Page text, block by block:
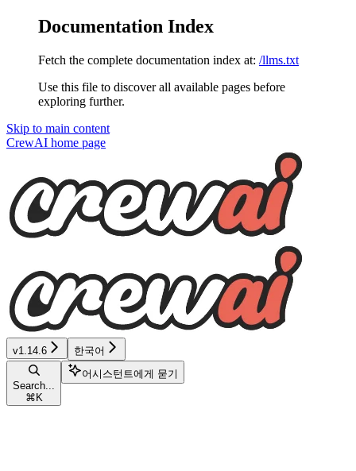
Documentation Index
Fetch the complete documentation index at: /llms.txt
Use this file to discover all available pages before
exploring further.
Skip to main content
CrewAI home page
v1.14.6 한국어
Search...
⌘ K
어시스턴트에게 묻기